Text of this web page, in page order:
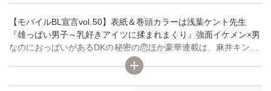
【モバイルBL宣言vol.50】表紙＆巻頭カラーは浅葉ケント先生
『雄っぱい男子～乳好きアイツに揉まれまくり』強面イケメン×男
なのにおっぱいがあるDKの秘密の恋ほか豪華連載は、麻井キンタ
先生『Ｓ系男子育成計画～ドＭオヤジの抑えきれない欲情』、秋
月壱葉・ヒロカ先生『秘め恋 ～君と僕との恋物語～』、市花マツ
ビ先生『ミルクがでちゃう～男なのにおっぱい吸われて乳搾り